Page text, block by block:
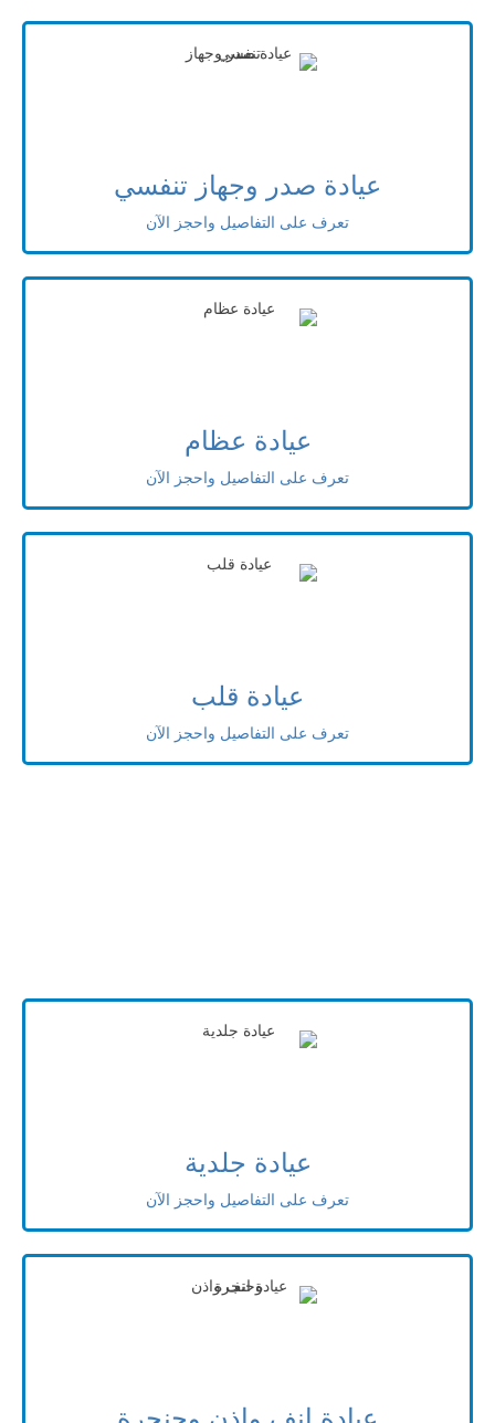
عيادة صدر وجهاز تنفسي
تعرف على التفاصيل واحجز الآن
عيادة عظام
تعرف على التفاصيل واحجز الآن
عيادة قلب
تعرف على التفاصيل واحجز الآن
عيادة جلدية
تعرف على التفاصيل واحجز الآن